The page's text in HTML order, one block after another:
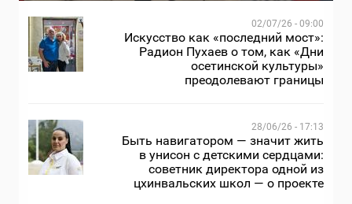
02/07/26 - 09:00
Искусство как «последний мост»:
Радион Пухаев о том, как «Дни
осетинской культуры»
преодолевают границы
28/06/26 - 17:13
Быть навигатором — значит жить
в унисон с детскими сердцами:
советник директора одной из
цхинвальских школ — о проекте